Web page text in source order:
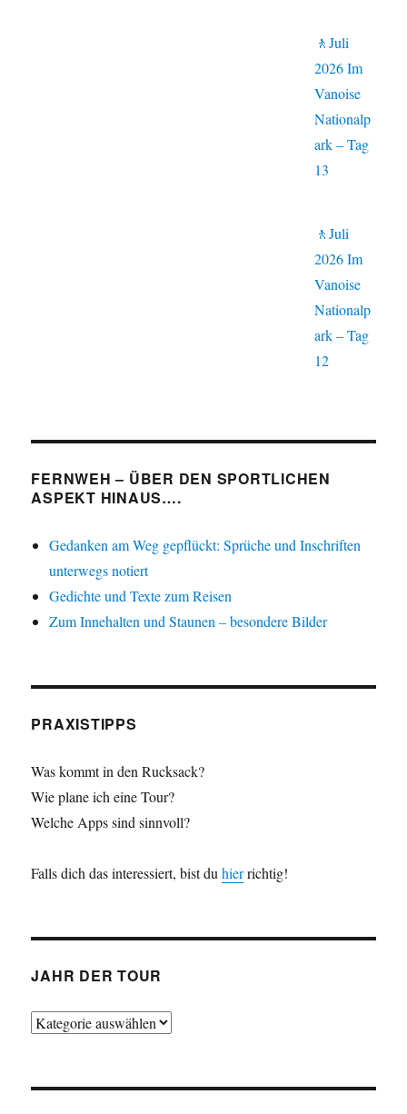
🚶Juli
2026 Im
Vanoise
Nationalp
ark – Tag
13
🚶Juli
2026 Im
Vanoise
Nationalp
ark – Tag
12
FERNWEH – ÜBER DEN SPORTLICHEN
ASPEKT HINAUS….
Gedanken am Weg gepflückt: Sprüche und Inschriften
unterwegs notiert
Gedichte und Texte zum Reisen
Zum Innehalten und Staunen – besondere Bilder
PRAXISTIPPS
Was kommt in den Rucksack?
Wie plane ich eine Tour?
Welche Apps sind sinnvoll?
Falls dich das interessiert, bist duhierrichtig!
JAHR DER TOUR
Jahr